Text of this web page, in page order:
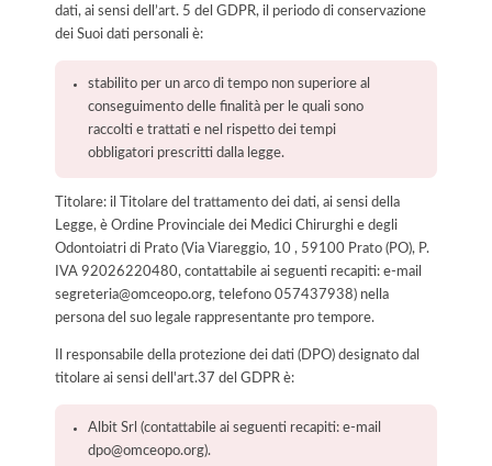
dati, ai sensi dell’art. 5 del GDPR, il periodo di conservazione
dei Suoi dati personali è:
stabilito per un arco di tempo non superiore al
conseguimento delle finalità per le quali sono
raccolti e trattati e nel rispetto dei tempi
obbligatori prescritti dalla legge.
Titolare: il Titolare del trattamento dei dati, ai sensi della
Legge, è Ordine Provinciale dei Medici Chirurghi e degli
Odontoiatri di Prato (Via Viareggio, 10 , 59100 Prato (PO), P.
IVA 92026220480, contattabile ai seguenti recapiti: e-mail
segreteria@omceopo.org, telefono 057437938) nella
persona del suo legale rappresentante pro tempore.
Il responsabile della protezione dei dati (DPO) designato dal
titolare ai sensi dell'art.37 del GDPR è:
Albit Srl (contattabile ai seguenti recapiti: e-mail
dpo@omceopo.org).